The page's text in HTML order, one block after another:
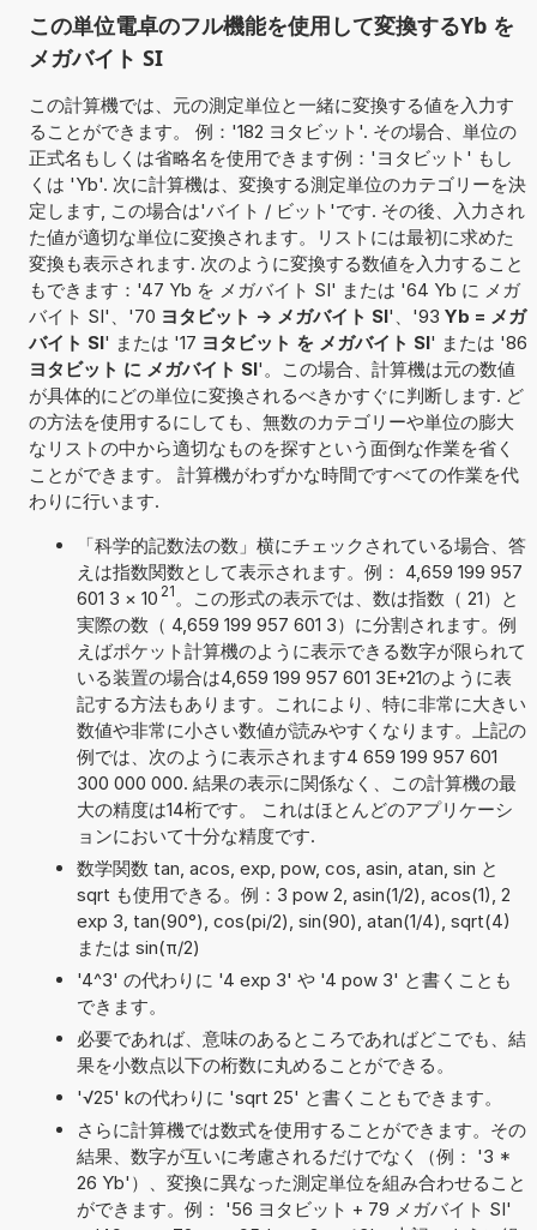
この単位電卓のフル機能を使用して変換するYb を
メガバイト SI
この計算機では、元の測定単位と一緒に変換する値を入力す
ることができます。 例：'182 ヨタビット'. その場合、単位の
正式名もしくは省略名を使用できます例：'ヨタビット' もし
くは 'Yb'. 次に計算機は、変換する測定単位のカテゴリーを決
定します, この場合は'バイト / ビット'です. その後、入力され
た値が適切な単位に変換されます。リストには最初に求めた
変換も表示されます. 次のように変換する数値を入力すること
もできます：'47 Yb を メガバイト SI' または '64 Yb に メガ
バイト SI'、'70 ヨタビット -> メガバイト SI'、'93 Yb = メガ
バイト SI' または '17 ヨタビット を メガバイト SI' または '86
ヨタビット に メガバイト SI'。この場合、計算機は元の数値
が具体的にどの単位に変換されるべきかすぐに判断します. ど
の方法を使用するにしても、無数のカテゴリーや単位の膨大
なリストの中から適切なものを探すという面倒な作業を省く
ことができます。 計算機がわずかな時間ですべての作業を代
わりに行います.
「科学的記数法の数」横にチェックされている場合、答
えは指数関数として表示されます。例： 4,659 199 957
601 3 × 10 21 。この形式の表示では、数は指数（ 21）と
実際の数（ 4,659 199 957 601 3）に分割されます。例
えばポケット計算機のように表示できる数字が限られて
いる装置の場合は4,659 199 957 601 3E+21のように表
記する方法もあります。これにより、特に非常に大きい
数値や非常に小さい数値が読みやすくなります。上記の
例では、次のように表示されます4 659 199 957 601
300 000 000. 結果の表示に関係なく、この計算機の最
大の精度は14桁です。 これはほとんどのアプリケーシ
ョンにおいて十分な精度です.
数学関数 tan, acos, exp, pow, cos, asin, atan, sin と
sqrt も使用できる。例：3 pow 2, asin(1/2), acos(1), 2
exp 3, tan(90°), cos(pi/2), sin(90), atan(1/4), sqrt(4)
または sin(π/2)
'4^3' の代わりに '4 exp 3' や '4 pow 3' と書くことも
できます。
必要であれば、意味のあるところであればどこでも、結
果を小数点以下の桁数に丸めることができる。
'√25' kの代わりに 'sqrt 25' と書くこともできます。
さらに計算機では数式を使用することができます。その
結果、数字が互いに考慮されるだけでなく（例： '3 *
26 Yb'）、変換に異なった測定単位を組み合わせること
ができます。例： '56 ヨタビット + 79 メガバイト SI'